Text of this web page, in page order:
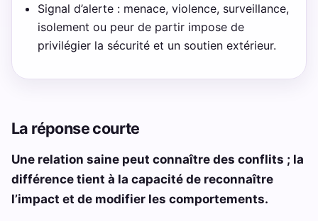
Signal d’alerte : menace, violence, surveillance,
isolement ou peur de partir impose de
privilégier la sécurité et un soutien extérieur.
La réponse courte
Une relation saine peut connaître des conflits ; la
différence tient à la capacité de reconnaître
l’impact et de modifier les comportements.